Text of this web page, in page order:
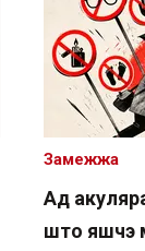
Ад
што яшчэ
Замежжа